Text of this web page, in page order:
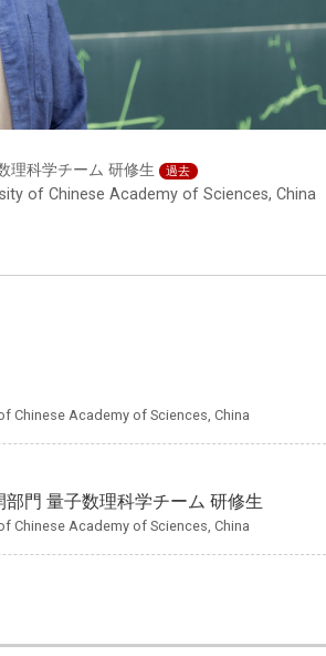
理科学チーム 研修生 過去
of Chinese Academy of Sciences, China
Chinese Academy of Sciences, China
門 量子数理科学チーム 研修生
Chinese Academy of Sciences, China